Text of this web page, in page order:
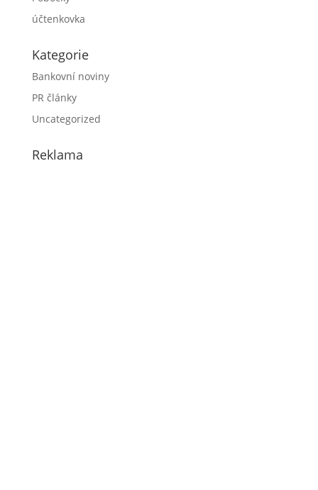
účtenkovka
Kategorie
Bankovní noviny
PR články
Uncategorized
Reklama